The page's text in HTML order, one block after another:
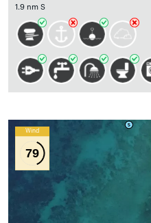
1.9 nm S
Wind
79